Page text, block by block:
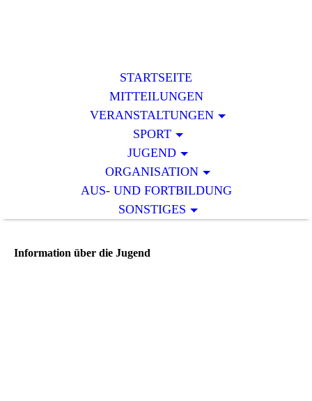
STARTSEITE
MITTEILUNGEN
VERANSTALTUNGEN
SPORT
JUGEND
ORGANISATION
AUS- UND FORTBILDUNG
SONSTIGES
Information über die Jugend